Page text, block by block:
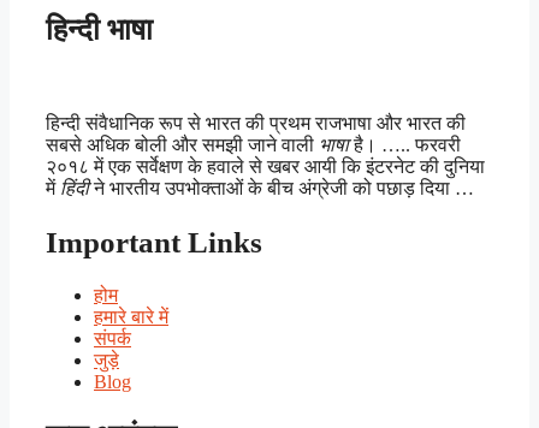
हिन्दी भाषा
हिन्दी संवैधानिक रूप से भारत की प्रथम राजभाषा और भारत की
सबसे अधिक बोली और समझी जाने वाली भाषाहै। ….. फरवरी
२०१८ में एक सर्वेक्षण के हवाले से खबर आयी कि इंटरनेट की दुनिया
में हिंदीने भारतीय उपभोक्ताओं के बीच अंग्रेजी को पछाड़ दिया …
Important Links
होम
हमारे बारे में
संपर्क
जुड़े
Blog